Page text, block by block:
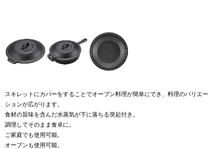
スキレットにカバーをすることでオーブン料理が簡単にでき、料理のバリエー
ションが広がります。
食材の旨味を含んだ水蒸気が下に落ちる突起付き。
調理してそのまま食卓に。
ご家庭でも使用可能。
オーブンも使用可能。